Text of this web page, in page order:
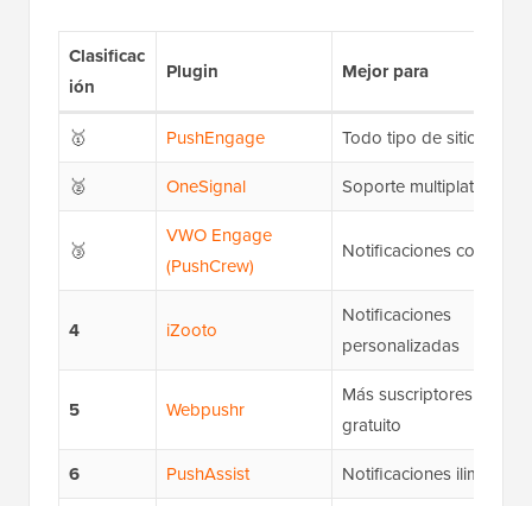
Clasificac
ión
Plugin Mejor para
🥇 PushEngage
Todo tipo de sitios web
🥈
OneSignal Soporte multiplataforma
🥉
VWO Engage
(PushCrew)
Notificaciones
4 iZooto
Notificaciones
personalizadas
5 Webpushr
Más suscriptores en el
gratuito
6 PushAssist Notificaciones ilimitadas